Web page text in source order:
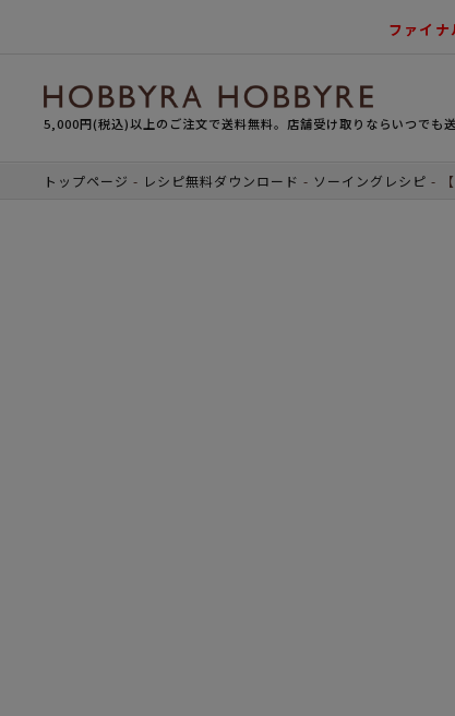
ファイ
5,000円(税込)以上のご注文で送料無料。店舗受け取りならいつでも
トップページ レシピ無料ダウンロード ソーイングレシピ